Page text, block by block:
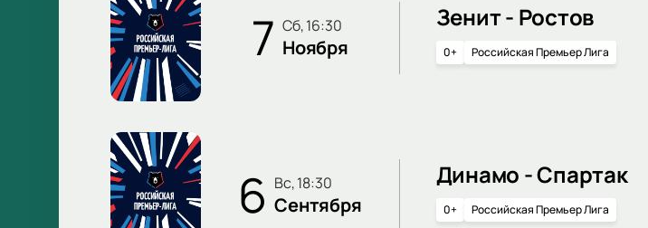
7 сб, 16:30
Ноября
Зенит - Ростов
0+ Российская Премьер Лига
6 вс, 18:30
Сентября
Динамо - Спартак
0+ Российская Премьер Лига